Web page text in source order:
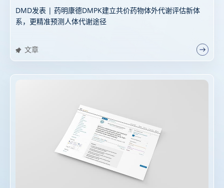
DMD发表 | 药明康德DMPK建立共价药物体外代谢评估新体
系，更精准预测人体代谢途径
文章